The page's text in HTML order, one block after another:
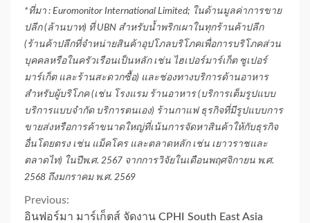
*ที่มา : Euromonitor International Limited; ในด้านมูลค่าการขาย
ปลีก (ล้านบาท) ที่ UBN สำหรับน้ำพริกเผาในทุกร้านค้าปลีก
(ร้านค้าปลีกที่จำหน่ายสินค้าอุปโภลบริโภคเพื่อการบริโภคส่วน
บุคคลหรือในครัวเรือนเป็นหลัก เช่น ไฮเปอร์มาร์เก็ต ซูเปอร์
มาร์เก็ต และร้านสะดวกซื้อ) และช่องทางบริการด้านอาหาร
สำหรับผู้บริโภค (เช่น โรงแรม ร้านอาหาร (บริการเต็มรูปแบบ
บริการแบบจำกัด บริการตนเอง) ร้านกาแฟ ธุรกิจที่มีรูปแบบการ
ขายส่งหรือการค้าขนาดใหญ่ที่เน้นการจัดหาสินค้าให้กับธุรกิจ
อื่นโดยตรง เช่น แม็คโคร และตลาดหลัก เช่น เยาวราชและ
ตลาดไท) ในปีพ.ศ. 2567 จากการวิจัยในเดือนพฤศจิกายน พ.ศ.
2568 ถึงมกราคม พ.ศ. 2569
Continue
Previous:
อินฟอร์มา มาร์เก็ตส์ จัดงาน CPHI South East Asia